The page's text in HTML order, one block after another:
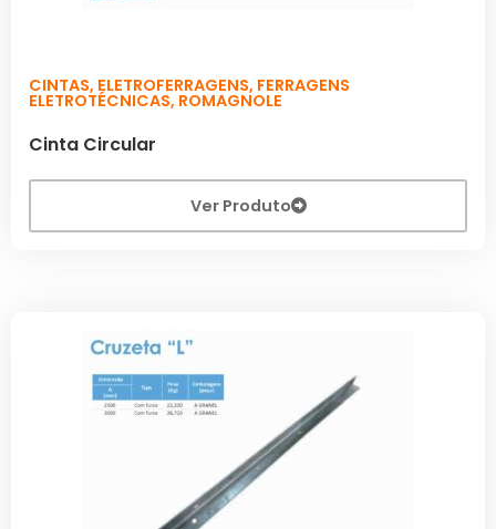
CINTAS, ELETROFERRAGENS, FERRAGENS
ELETROTÉCNICAS, ROMAGNOLE
Cinta Circular
Ver Produto